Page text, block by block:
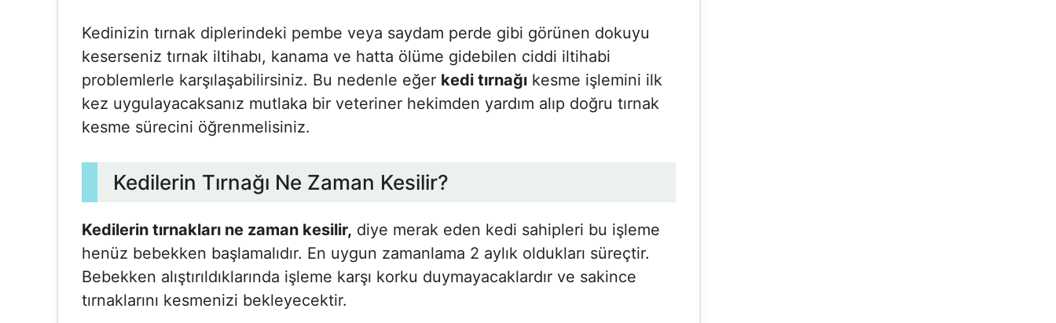
Kedinizin tırnak diplerindeki pembe veya saydam perde gibi görünen dokuyu
keserseniz tırnak iltihabı, kanama ve hatta ölüme gidebilen ciddi iltihabi
problemlerle karşılaşabilirsiniz. Bu nedenle eğer kedi tırnağı kesme işlemini ilk
kez uygulayacaksanız mutlaka bir veteriner hekimden yardım alıp doğru tırnak
kesme sürecini öğrenmelisiniz.
Kedilerin Tırnağı Ne Zaman Kesilir?
Kedilerin tırnakları ne zaman kesilir, diye merak eden kedi sahipleri bu işleme
henüz bebekken başlamalıdır. En uygun zamanlama 2 aylık oldukları süreçtir.
Bebekken alıştırıldıklarında işleme karşı korku duymayacaklardır ve sakince
tırnaklarını kesmenizi bekleyecektir.